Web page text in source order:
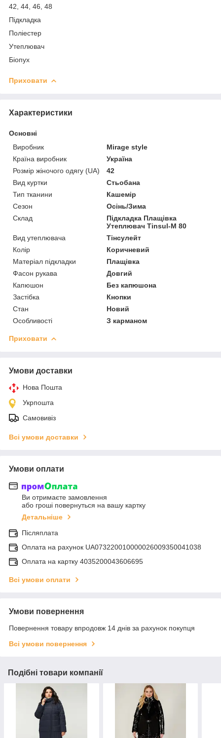
42, 44, 46, 48
Підкладка
Поліестер
Утеплювач
Біопух
Приховати
Характеристики
Основні
Виробник
Mirage style
Країна виробник
Україна
Розмір жіночого одягу (UA)
42
Вид куртки
Стьобана
Тип тканини
Кашемір
Сезон
Осінь/Зима
Склад
Підкладка Плащівка
Утеплювач Tinsul-M 80
Вид утеплювача
Тінсулейт
Колір
Коричневий
Матеріал підкладки
Плащівка
Фасон рукава
Довгий
Капюшон
Без капюшона
Застібка
Кнопки
Стан
Новий
Особливості
З карманом
Приховати
Умови доставки
Нова Пошта
Укрпошта
Самовивіз
Всі умови доставки
Умови оплати
Ви отримаєте замовлення
або гроші повернуться на вашу картку
Детальніше
Післяплата
Оплата на рахунок UA073220010000026009350041038
Оплата на картку 4035200043606695
Всі умови оплати
Умови повернення
Повернення товару впродовж 14 днів за рахунок покупця
Всі умови повернення
Подібні товари компанії